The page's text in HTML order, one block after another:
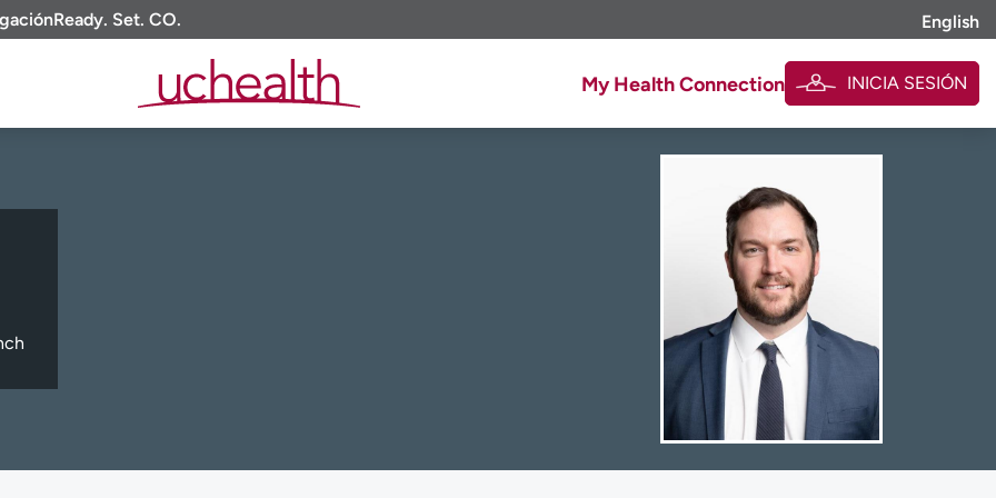
Ready. Set. CO. English
My Health Connection INICIA SESIÓN